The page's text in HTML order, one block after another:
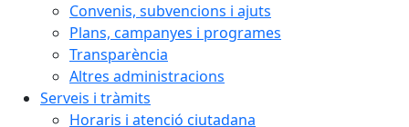
Convenis, subvencions i ajuts
Plans, campanyes i programes
Transparència
Altres administracions
Serveis i tràmits
Horaris i atenció ciutadana